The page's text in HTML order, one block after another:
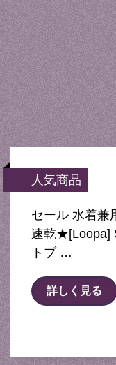
人気商品
セール 水着兼
速乾★[Loopa]
トブ …
詳しく見る